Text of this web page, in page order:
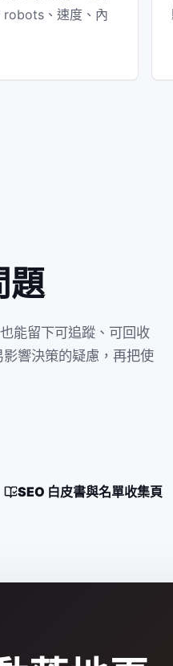
、速度、內
題
能留下可追蹤、可回收
響決策的疑慮，再把使
SEO 白皮書與名單收集頁